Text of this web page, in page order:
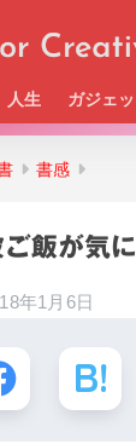
人生 ガジェッ
SNSまとめ
書感
飯が気
年1月6日